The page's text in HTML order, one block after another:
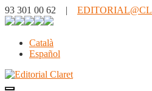
93 301 00 62 |
Català
Español